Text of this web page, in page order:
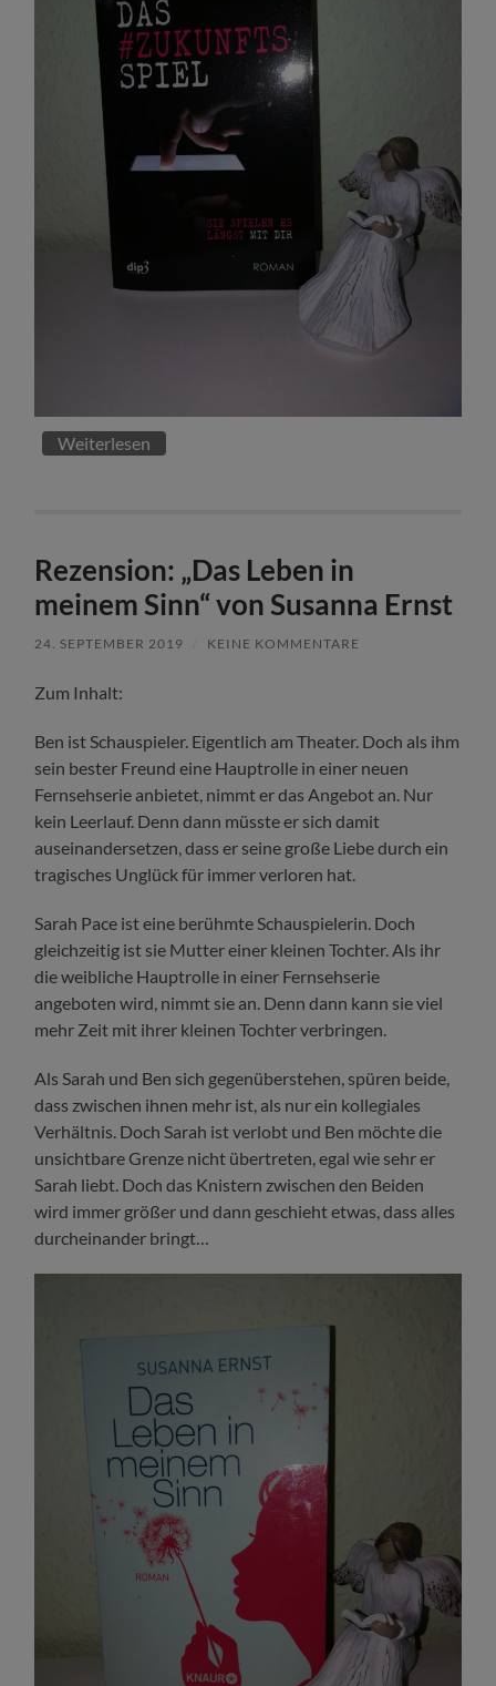
Weiterlesen
Rezension: „Das Leben in
meinem Sinn“ von Susanna Ernst
24. SEPTEMBER 2019 KEINE KOMMENTARE
Zum Inhalt:
Ben ist Schauspieler. Eigentlich am Theater. Doch als ihm
sein bester Freund eine Hauptrolle in einer neuen
Fernsehserie anbietet, nimmt er das Angebot an. Nur
kein Leerlauf. Denn dann müsste er sich damit
auseinandersetzen, dass er seine große Liebe durch ein
tragisches Unglück für immer verloren hat.
Sarah Pace ist eine berühmte Schauspielerin. Doch
gleichzeitig ist sie Mutter einer kleinen Tochter. Als ihr
die weibliche Hauptrolle in einer Fernsehserie
angeboten wird, nimmt sie an. Denn dann kann sie viel
mehr Zeit mit ihrer kleinen Tochter verbringen.
Als Sarah und Ben sich gegenüberstehen, spüren beide,
dass zwischen ihnen mehr ist, als nur ein kollegiales
Verhältnis. Doch Sarah ist verlobt und Ben möchte die
unsichtbare Grenze nicht übertreten, egal wie sehr er
Sarah liebt. Doch das Knistern zwischen den Beiden
wird immer größer und dann geschieht etwas, dass alles
durcheinander bringt…